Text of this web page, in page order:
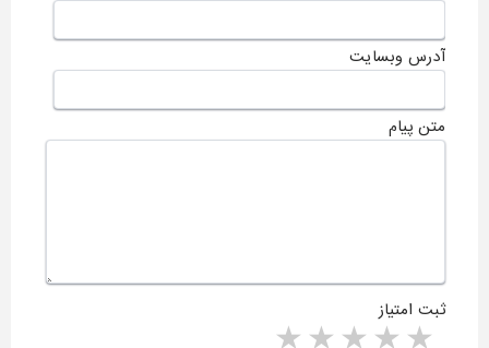
آدرس وبسایت
متن پیام
ثبت امتیاز